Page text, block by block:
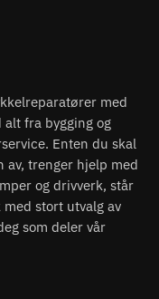
med
alt fra bygging og
Enten du skal
av, trenger hjelp med
og drivverk, står
stort utvalg av
som deler vår